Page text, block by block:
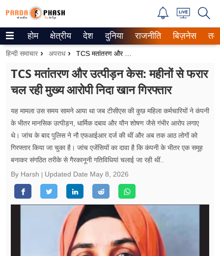
Trending on Google News
वेब स्टोरीज
उत्तर प्रदेश
गैलरी
वीडियो
रिलेशनशिप
जीवन मंत्रा
होम क्षेत्रीय देश दुनिया राजनीति बिज़नेस
हिन्दी समाचार अपराध
TCS मतांतरण और उत्पीड़न केस: महीनों से फरार
चल रही मुख्य आरोपी निदा खान गिरफ्तार
यह मामला उस समय सामने आया था जब टीसीएस की कुछ महिला कर्मचारियों ने कंपनी
के भीतर मानसिक उत्पीड़न, धार्मिक दबाव और यौन शोषण जैसे गंभीर आरोप लगाए
थे। जांच के बाद पुलिस ने नौ एफआईआर दर्ज की थीं और अब तक आठ लोगों को
गिरफ्तार किया जा चुका है। जांच एजेंसियों का दावा है कि कंपनी के भीतर एक समूह
बनाकर संगठित तरीके से गैरकानूनी गतिविधियां चलाई जा रही थीं..
By Harsh
Updated Date May 8, 2026